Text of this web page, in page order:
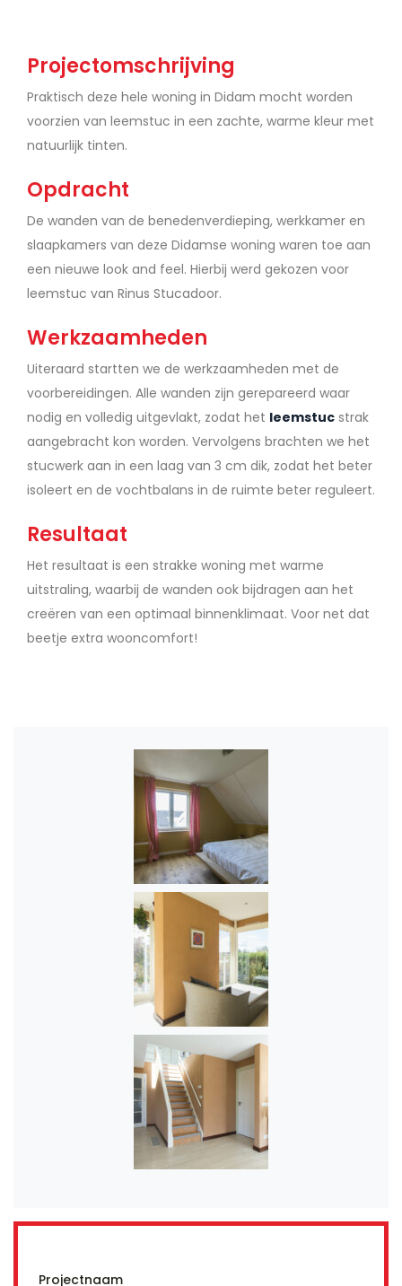
Projectomschrijving
Praktisch deze hele woning in Didam mocht worden
voorzien van leemstuc in een zachte, warme kleur met
natuurlijk tinten.
Opdracht
De wanden van de benedenverdieping, werkkamer en
slaapkamers van deze Didamse woning waren toe aan
een nieuwe look and feel. Hierbij werd gekozen voor
leemstuc van Rinus Stucadoor.
Werkzaamheden
Uiteraard startten we de werkzaamheden met de
voorbereidingen. Alle wanden zijn gerepareerd waar
nodig en volledig uitgevlakt, zodat het leemstuc strak
aangebracht kon worden. Vervolgens brachten we het
stucwerk aan in een laag van 3 cm dik, zodat het beter
isoleert en de vochtbalans in de ruimte beter reguleert.
Resultaat
Het resultaat is een strakke woning met warme
uitstraling, waarbij de wanden ook bijdragen aan het
creëren van een optimaal binnenklimaat. Voor net dat
beetje extra wooncomfort!
Projectnaam